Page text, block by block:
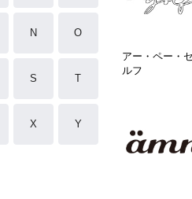
N O
S T
X Y
アー・ペー・
ルフ